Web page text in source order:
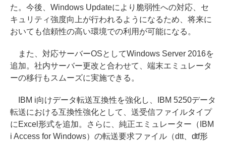
た。今後、Windows Updateにより脆弱性への対応、セ
キュリティ強度向上が行われるようになるため、将来に
おいても信頼性の高い環境での利用が可能になる。
また、対応サーバーOSとしてWindows Server 2016を
追加。社内サーバー更改と合わせて、端末エミュレータ
ーの移行もスムーズに実施できる。
IBM i向けデータ転送互換性を強化し、IBM 5250データ
転送における互換性強化として、送受信ファイルタイプ
にExcel形式を追加。さらに、純正エミュレーター（IBM
i Access for Windows）の転送要求ファイル（dtt、dtf形